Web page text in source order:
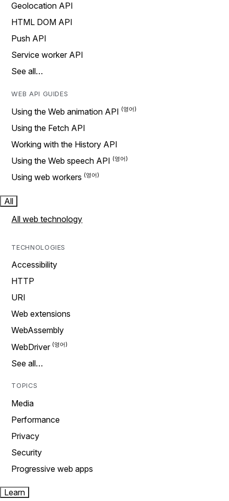
Geolocation API
HTML DOM API
Push API
Service worker API
See all…
WEB API GUIDES
Using the Web animation API
Using the Fetch API
Working with the History API
Using the Web speech API
Using web workers
All
All web technology
TECHNOLOGIES
Accessibility
HTTP
URI
Web extensions
WebAssembly
WebDriver
See all…
TOPICS
Media
Performance
Privacy
Security
Progressive web apps
Learn